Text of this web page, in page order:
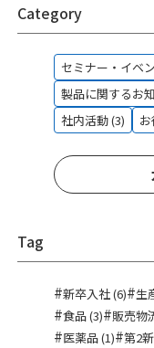
Category
セミナー・イベ
製品に関するお
社内活動 (3)
Tag
#新卒入社 (6)#生
#食品 (3)#販売物
#医薬品 (1)#第2